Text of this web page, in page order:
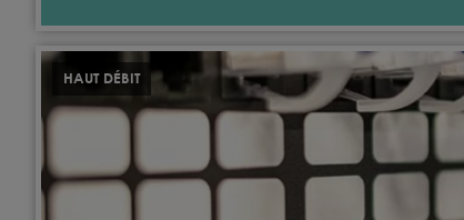
HAUT DÉBIT